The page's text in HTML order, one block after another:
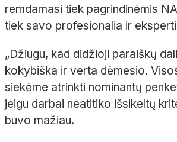
remdamasi tiek pagrindinėmis
tiek savo profesionalia ir
„Džiugu, kad didžioji paraiškų
kokybiška ir verta dėmesio.
siekėme atrinkti nominantų
jeigu darbai neatitiko išsikeltų
buvo mažiau.